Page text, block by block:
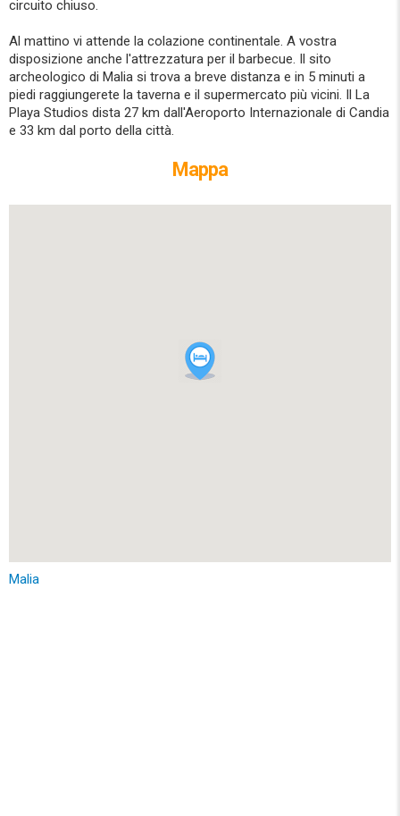
circuito chiuso.
Al mattino vi attende la colazione continentale. A vostra
disposizione anche l'attrezzatura per il barbecue. Il sito
archeologico di Malia si trova a breve distanza e in 5 minuti a
piedi raggiungerete la taverna e il supermercato più vicini. Il La
Playa Studios dista 27 km dall'Aeroporto Internazionale di Candia
e 33 km dal porto della città.
Mappa
Malia